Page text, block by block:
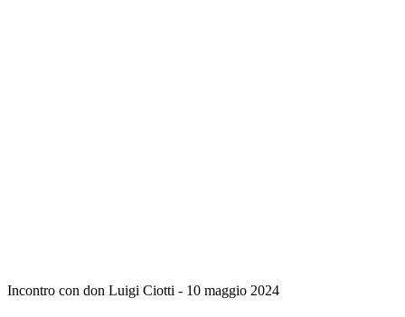
Incontro con don Luigi Ciotti - 10 maggio 2024